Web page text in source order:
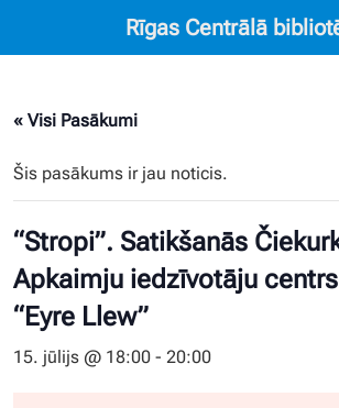
Rīgas Centrālā
« Visi Pasākumi
Šis pasākums ir jau noticis.
“Stropi”. Satikšanās
Apkaimju iedzīvotāju
“Eyre Llew”
15. jūlijs @ 18:00 - 20:00